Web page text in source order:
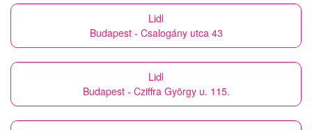
Lidl
Budapest - Csalogány utca 43
Lidl
Budapest - Cziffra György u. 115.